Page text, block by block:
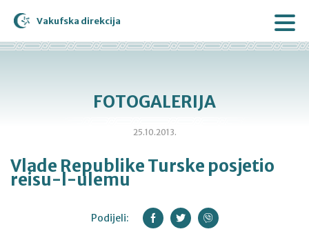
Vakufska direkcija
FOTOGALERIJA
25.10.2013.
Vlade Republike Turske posjetio
reisu-l-ulemu
Podijeli: